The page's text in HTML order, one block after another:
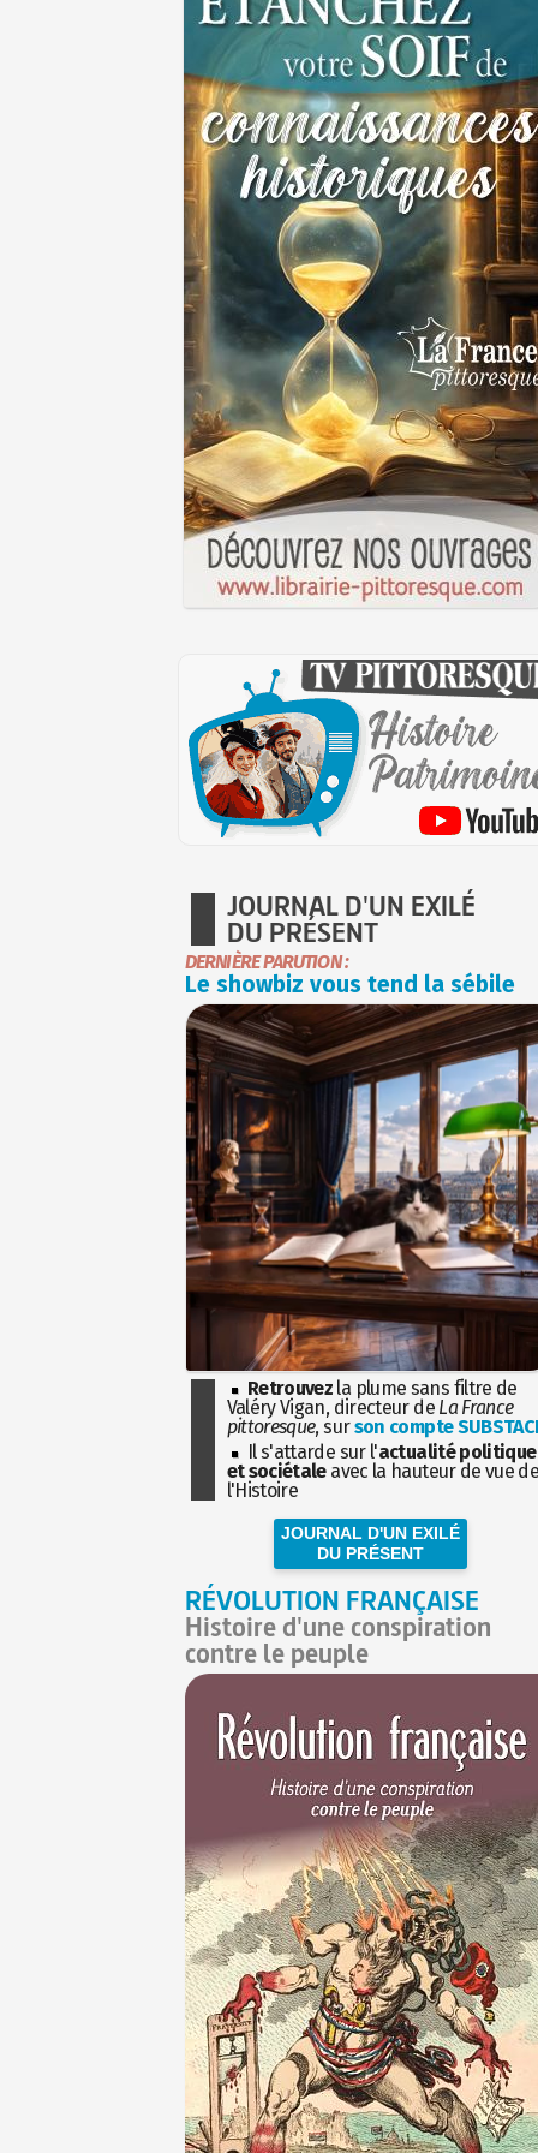
JOURNAL D'UN EXILÉ
DU PRÉSENT
DERNIÈRE PARUTION :
Le showbiz vous tend la sébile
Retrouvez la plume sans filtre de
Valéry Vigan, directeur de La France
pittoresque, surson compte
Il s'attarde sur l'actualité politique
et sociétaleavec la hauteur de vue
l'Histoire
JOURNAL D'UN EXILÉ
DU PRÉSENT
RÉVOLUTION FRANÇAISE
Histoire d'une conspiration
contre le peuple